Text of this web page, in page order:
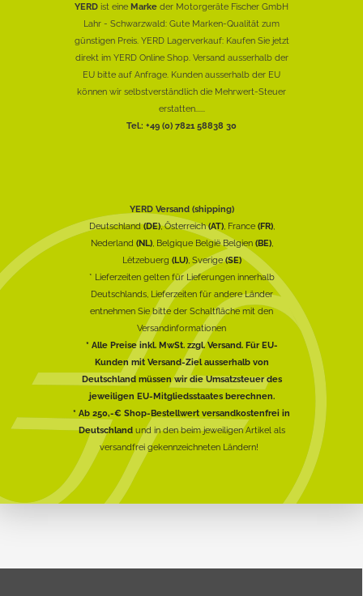
YERD ist eine Marke der Motorgeräte Fischer GmbH
Lahr - Schwarzwald: Gute Marken-Qualität zum
günstigen Preis. YERD Lagerverkauf: Kaufen Sie jetzt
direkt im YERD Online Shop. Versand ausserhalb der
EU bitte auf Anfrage. Kunden ausserhalb der EU
können wir selbstverständlich die Mehrwert-Steuer
erstatten......
Tel.: +49 (0) 7821 58838 30
YERD Versand (shipping)
Deutschland(DE), Österreich(AT), France (FR),
Nederland (NL), Belgique België Belgien (BE),
Lëtzebuerg (LU), Sverige(SE)
* Lieferzeiten gelten für Lieferungen innerhalb
Deutschlands, Lieferzeiten für andere Länder
entnehmen Sie bitte der Schaltfläche mit den
Versandinformationen
* Alle Preise inkl. MwSt. zzgl. Versand. Für EU-
Kunden mit Versand-Ziel ausserhalb von
Deutschland müssen wir die Umsatzsteuer des
jeweiligen EU-Mitgliedsstaates berechnen.
* Ab 250,-€ Shop-Bestellwert versandkostenfrei in
Deutschlandund in den beim jeweiligen Artikel als
versandfrei gekennzeichneten Ländern!